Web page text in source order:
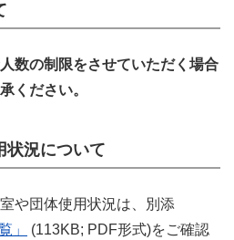
数の制限をさせていただく場合
ください。
状況について
や団体使用状況は、別添
」
(113KB; PDF形式)をご確認